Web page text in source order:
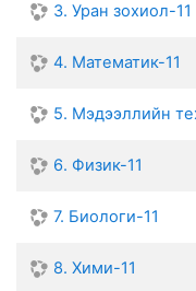
3. Уран зохиол-11
4. Математик-11
5. Мэдээллийн
6. Физик-11
7. Биологи-11
8. Хими-11